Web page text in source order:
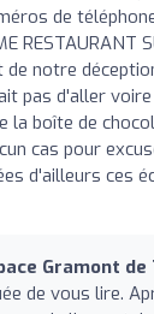
de
RESTAURANT
notre
d'aller voire
la boîte de
cas pour
d'ailleurs ces
Gramont de
de vous lire.